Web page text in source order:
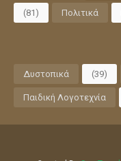
(81) Πολιτικά
Δυστοπικά (39)
Παιδική Λογοτεχνία